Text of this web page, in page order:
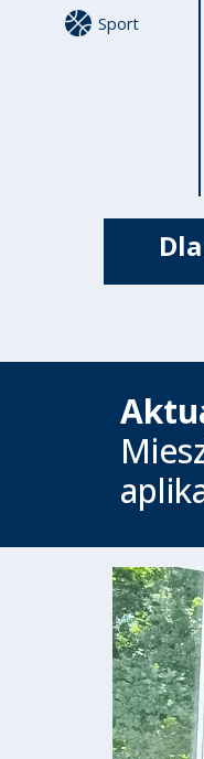
Sport